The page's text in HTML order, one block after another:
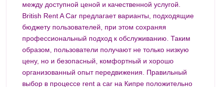
между доступной ценой и качественной услугой.
British Rent A Car предлагает варианты, подходящие
бюджету пользователей, при этом сохраняя
профессиональный подход к обслуживанию. Таким
образом, пользователи получают не только низкую
цену, но и безопасный, комфортный и хорошо
организованный опыт передвижения. Правильный
выбор в процессе rent a car на Кипре положительно